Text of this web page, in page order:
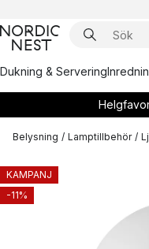
Dukning & Servering
Belysning / Lamptillbehör /
KAMPANJ
-11%